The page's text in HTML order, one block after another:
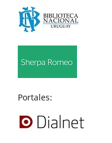
Portales: